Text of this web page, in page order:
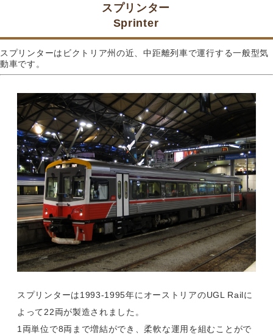
スプリンター
Sprinter
スプリンターはビクトリア州の近、中距離列車で運行する一般型気
動車です。
スプリンターは1993-1995年にオーストリアのUGL Railに
よって22両が製造されました。
1両単位で8両まで増結ができ、柔軟な運用を組むことがで